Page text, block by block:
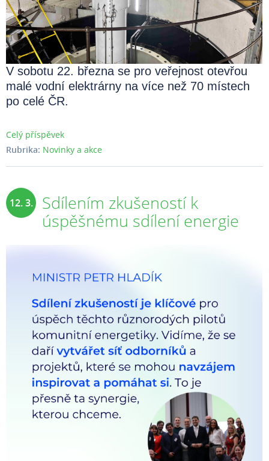
V sobotu 22. března se pro veřejnost otevřou
malé vodní elektrárny na více než 70 místech
po celé ČR.
Celý příspěvek
Rubrika: Novinky a akce
12. 3.
Sdílením zkušeností k
úspěšnému sdílení energie